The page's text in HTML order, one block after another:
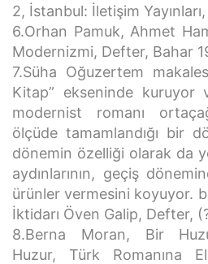
2, İstanbul: İletişim
6.Orhan Pamuk, Ahmet
Modernizmi, Defter, Bahar
7.Süha Oğuzertem
Kitap” ekseninde kuruyor
modernist romanı
ölçüde tamamlandığı bir
dönemin özelliği olarak da
aydınlarının, geçiş
ürünler vermesini koyuyor.
İktidarı Öven Galip, Defter,
8.Berna Moran, Bir
Huzur, Türk Romanına